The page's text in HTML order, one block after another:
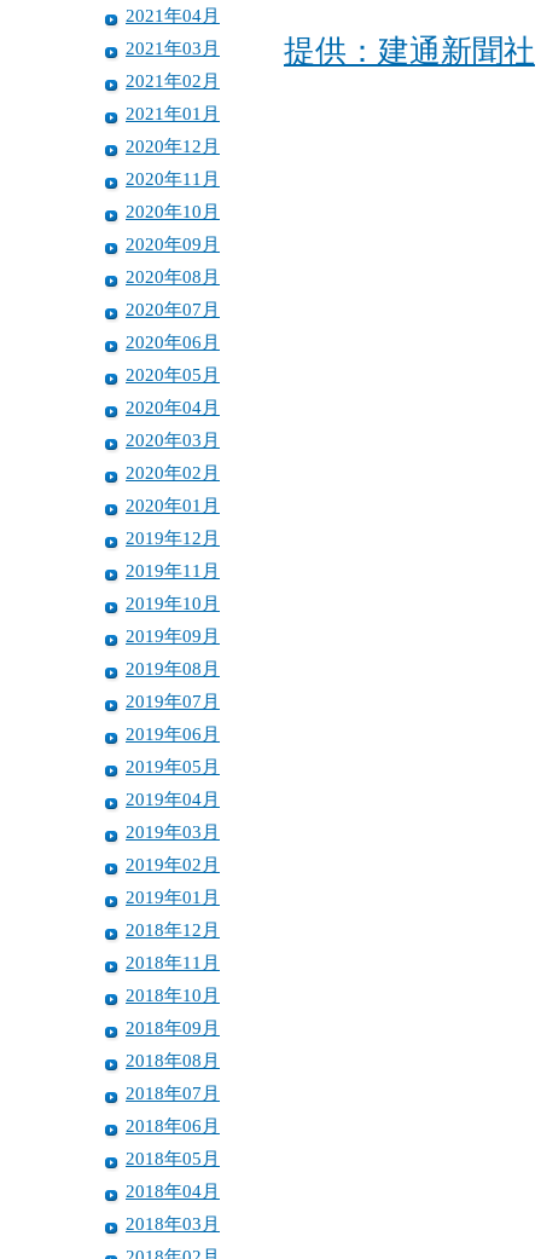
2021年04月
2021年03月
2021年02月
2021年01月
2020年12月
2020年11月
2020年10月
2020年09月
2020年08月
2020年07月
2020年06月
2020年05月
2020年04月
2020年03月
2020年02月
2020年01月
2019年12月
2019年11月
2019年10月
2019年09月
2019年08月
2019年07月
2019年06月
2019年05月
2019年04月
2019年03月
2019年02月
2019年01月
2018年12月
2018年11月
2018年10月
2018年09月
2018年08月
2018年07月
2018年06月
2018年05月
2018年04月
2018年03月
提供：建通新聞社